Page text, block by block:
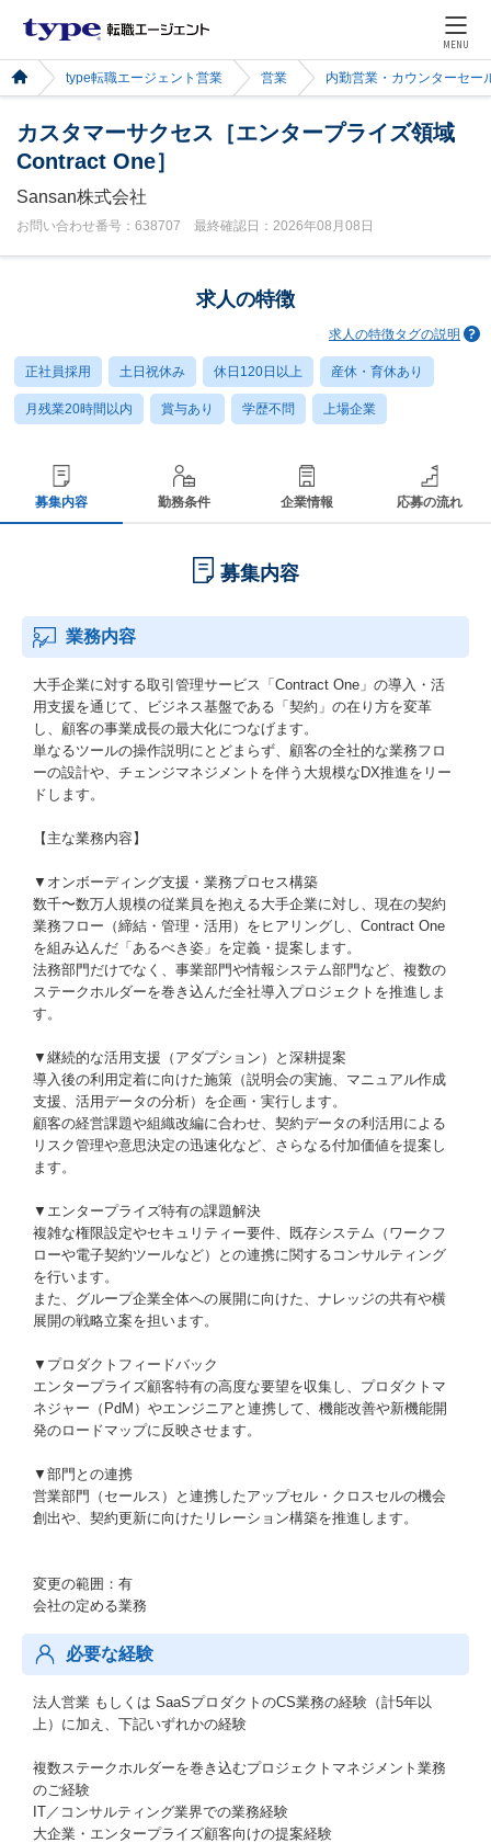
MENU
type転職エージェント営業 営業 内勤営業・カウンターセー
カスタマーサクセス［エンタープライズ領域
Contract One］
Sansan株式会社
お問い合わせ番号：638707 最終確認日：2026年08月08日
求人の特徴
求人の特徴タグの説明
正社員採用 土日祝休み 休日120日以上 産休・育休あり
月残業20時間以内 賞与あり 学歴不問 上場企業
募集内容 勤務条件 企業情報 応募の流れ
募集内容
業務内容
大手企業に対する取引管理サービス「Contract One」の導入・活
用支援を通じて、ビジネス基盤である「契約」の在り方を変革
し、顧客の事業成長の最大化につなげます。
単なるツールの操作説明にとどまらず、顧客の全社的な業務フロ
ーの設計や、チェンジマネジメントを伴う大規模なDX推進をリー
ドします。
【主な業務内容】
▼オンボーディング支援・業務プロセス構築
数千〜数万人規模の従業員を抱える大手企業に対し、現在の契約
業務フロー（締結・管理・活用）をヒアリングし、Contract One
を組み込んだ「あるべき姿」を定義・提案します。
法務部門だけでなく、事業部門や情報システム部門など、複数の
ステークホルダーを巻き込んだ全社導入プロジェクトを推進しま
す。
▼継続的な活用支援（アダプション）と深耕提案
導入後の利用定着に向けた施策（説明会の実施、マニュアル作成
支援、活用データの分析）を企画・実行します。
顧客の経営課題や組織改編に合わせ、契約データの利活用による
リスク管理や意思決定の迅速化など、さらなる付加価値を提案し
ます。
▼エンタープライズ特有の課題解決
複雑な権限設定やセキュリティー要件、既存システム（ワークフ
ローや電子契約ツールなど）との連携に関するコンサルティング
を行います。
また、グループ企業全体への展開に向けた、ナレッジの共有や横
展開の戦略立案を担います。
▼プロダクトフィードバック
エンタープライズ顧客特有の高度な要望を収集し、プロダクトマ
ネジャー（PdM）やエンジニアと連携して、機能改善や新機能開
発のロードマップに反映させます。
▼部門との連携
営業部門（セールス）と連携したアップセル・クロスセルの機会
創出や、契約更新に向けたリレーション構築を推進します。
変更の範囲：有
会社の定める業務
必要な経験
法人営業 もしくは SaaSプロダクトのCS業務の経験（計5年以
上）に加え、下記いずれかの経験
複数ステークホルダーを巻き込むプロジェクトマネジメント業務
のご経験
IT／コンサルティング業界での業務経験
大企業・エンタープライズ顧客向けの提案経験